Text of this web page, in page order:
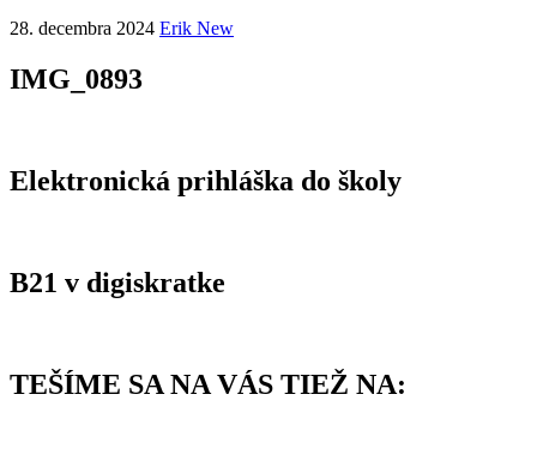
28. decembra 2024 Erik New
IMG_0893
Elektronická prihláška do školy
B21 v digiskratke
TEŠÍME SA NA VÁS TIEŽ NA: